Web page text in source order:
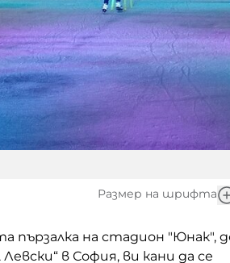
Размер на шрифта
пързалка на стадион "Юнак",
в София, ви кани да се